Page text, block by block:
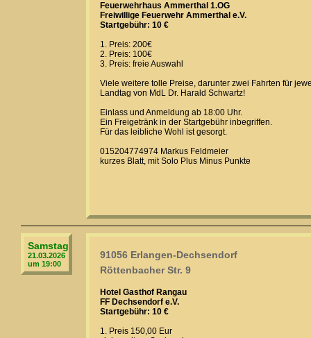
Feuerwehrhaus Ammerthal 1.OG
Freiwillige Feuerwehr Ammerthal e.V.
Startgebühr: 10 €
1. Preis: 200€
2. Preis: 100€
3. Preis: freie Auswahl
Viele weitere tolle Preise, darunter zwei Fahrten für
Landtag von MdL Dr. Harald Schwartz!
Einlass und Anmeldung ab 18:00 Uhr.
Ein Freigetränk in der Startgebühr inbegriffen.
Für das leibliche Wohl ist gesorgt.
015204774974 Markus Feldmeier
kurzes Blatt, mit Solo Plus Minus Punkte
Samstag
21.03.2026
um 19:00
91056 Erlangen-Dechsendorf
Röttenbacher Str. 9
Hotel Gasthof Rangau
FF Dechsendorf e.V.
Startgebühr: 10 €
1. Preis 150,00 Eur